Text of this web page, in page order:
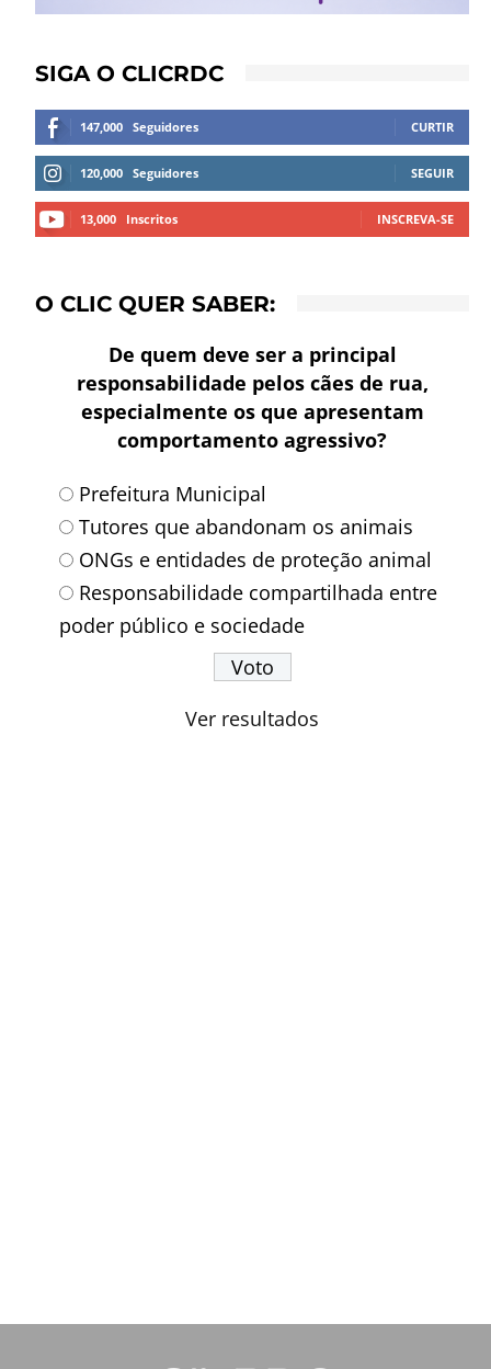
SIGA O CLICRDC
147,000 Seguidores CURTIR
120,000 Seguidores SEGUIR
13,000 Inscritos INSCREVA-SE
O CLIC QUER SABER:
De quem deve ser a principal
responsabilidade pelos cães de rua,
especialmente os que apresentam
comportamento agressivo?
Prefeitura Municipal
Tutores que abandonam os animais
ONGs e entidades de proteção animal
Responsabilidade compartilhada entre
poder público e sociedade
Ver resultados